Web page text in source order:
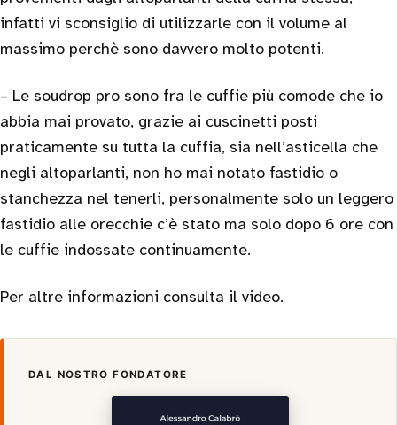
infatti vi sconsiglio di utilizzarle con il volume al
massimo perchè sono davvero molto potenti.
– Le soudrop pro sono fra le cuffie più comode che io
abbia mai provato, grazie ai cuscinetti posti
praticamente su tutta la cuffia, sia nell’asticella che
negli altoparlanti, non ho mai notato fastidio o
stanchezza nel tenerli, personalmente solo un leggero
fastidio alle orecchie c’è stato ma solo dopo 6 ore con
le cuffie indossate continuamente.
Per altre informazioni consulta il video.
DAL NOSTRO FONDATORE